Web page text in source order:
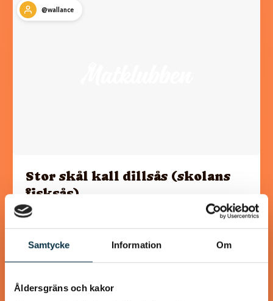
Samtycke Information Om
Åldersgräns och kakor
@wallance
Stor skål kall dillsås (skolans
fisksås)
Minns ni den kalla dillsåsen man fick i skolan? Ja precis den
fisk tycker jag.…